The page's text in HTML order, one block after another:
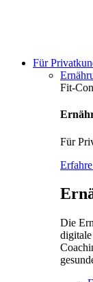
Für
Fit-
Für
Die